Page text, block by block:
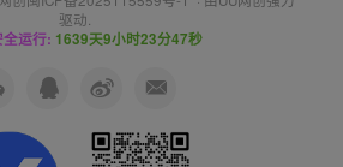
驱动.
运行: 1639天9小时23分48秒